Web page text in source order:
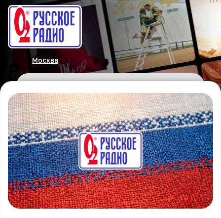
Москва